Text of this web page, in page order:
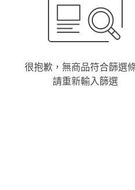
很抱歉，無商品符合篩選
請重新輸入篩選